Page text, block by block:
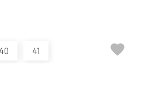
40 41 